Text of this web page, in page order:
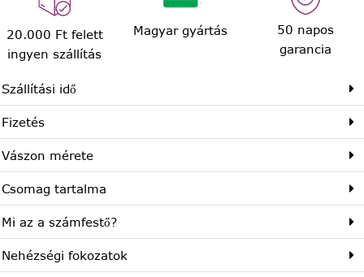
20.000 Ft felett
ingyen szállítás
Magyar gyártás
50 napos
garancia
Szállítási idő
Fizetés
Vászon mérete
Csomag tartalma
Mi az a számfestő?
Nehézségi fokozatok